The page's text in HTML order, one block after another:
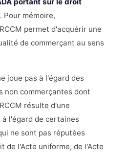
. Pour mémoire,
permet d'acquérir une
de commerçant au sens
joue pas à l'égard des
non commerçantes dont
résulte d'une
l'égard de certaines
ne sont pas réputées
de l'Acte uniforme, de l'Acte